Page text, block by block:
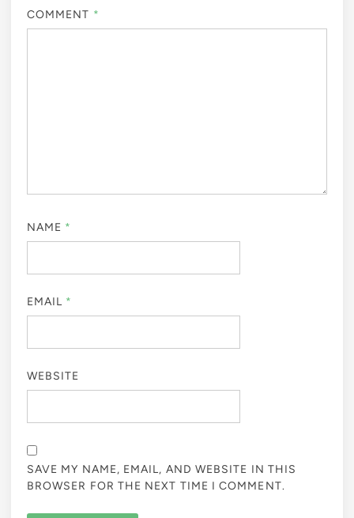
COMMENT *
NAME *
EMAIL *
WEBSITE
SAVE MY NAME, EMAIL, AND WEBSITE IN THIS
BROWSER FOR THE NEXT TIME I COMMENT.